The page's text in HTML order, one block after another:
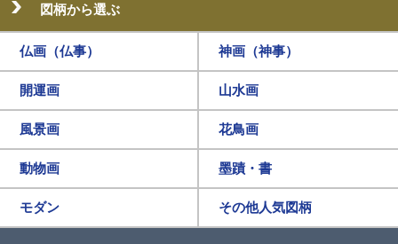
図柄から選ぶ
仏画（仏事） 神画（神事）
開運画 山水画
風景画 花鳥画
動物画 墨蹟・書
モダン その他人気図柄